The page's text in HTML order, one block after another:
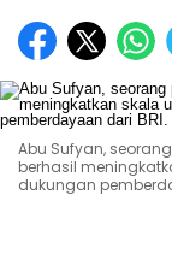
Abu Sufyan,
berhasil
dukungan